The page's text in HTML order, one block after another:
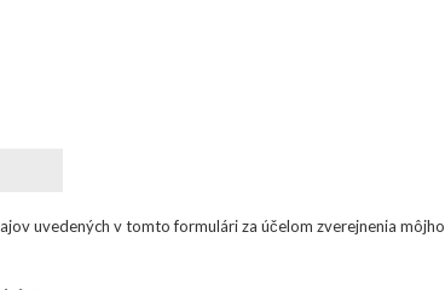
uvedených v tomto formulári za účelom zverejnenia môjho